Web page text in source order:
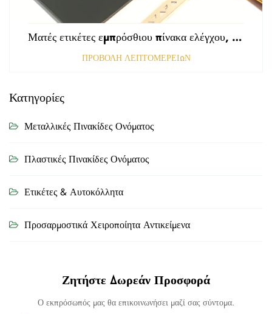
Ματές ετικέτες εμπρόσθιου πίνακα ελέγχου, τρυπημένες με αμαυρωμένη επιφάνεια, πάχους 0,25 mm, ετικέτες από πολυκαρβονικό ή PVC
ΠΡΟΒΟΛΗ ΛΕΠΤΟΜΕΡΕΙΩΝ
Κατηγορίες
Μεταλλικές Πινακίδες Ονόματος
Πλαστικές Πινακίδες Ονόματος
Ετικέτες & Αυτοκόλλητα
Προσαρμοστικά Χειροποίητα Αντικείμενα
Ζητήστε Δωρεάν Προσφορά
Ο εκπρόσωπός μας θα επικοινωνήσει μαζί σας σύντομα.